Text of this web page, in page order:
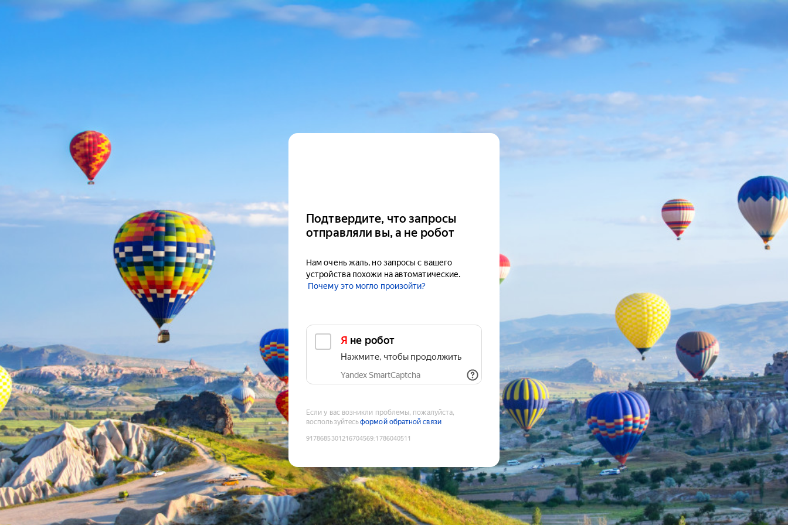
Подтвердите, что запросы
отправляли вы, а не робот
Нам очень жаль, но запросы с вашего
устройства похожи на автоматические.
Почему это могло произойти?
Я не робот
Нажмите, чтобы продолжить
Yandex SmartCaptcha
Если у вас возникли проблемы, пожалуйста,
воспользуйтесьформой обратной связи
9178685301216704569:1786040511